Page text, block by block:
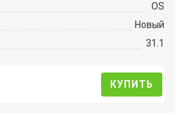
OS
Новый
31.1
КУПИТЬ